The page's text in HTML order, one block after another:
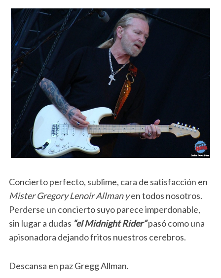
Concierto perfecto, sublime, cara de satisfacción en
Mister Gregory Lenoir Allmanyen todos nosotros.
Perderse un concierto suyo parece imperdonable,
sin lugar a dudas “el Midnight Rider”pasó como una
apisonadora dejando fritos nuestros cerebros.
Descansa en paz Gregg Allman.